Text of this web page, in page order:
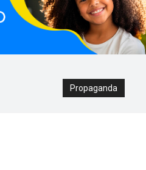
Propaganda